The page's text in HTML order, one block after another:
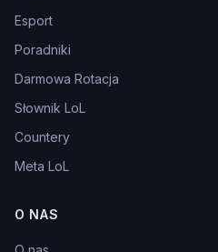
Esport
Poradniki
Darmowa Rotacja
Słownik LoL
Countery
Meta LoL
O NAS